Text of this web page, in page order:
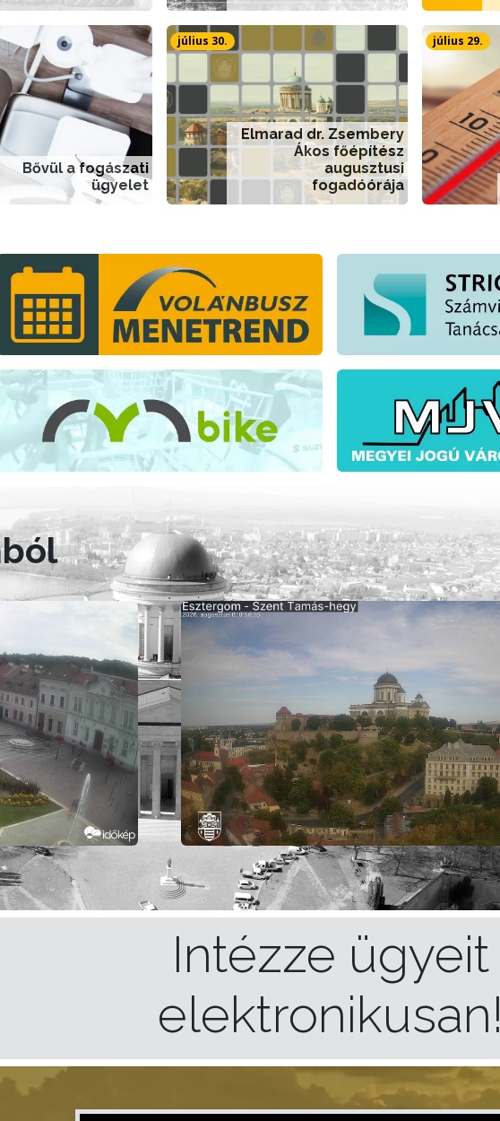
Bővül a fogászati
ügyelet
Elmarad dr. Zsembery
Ákos főépítész
augusztusi
fogadóórája
július 30. július 29.
Intézze ügyeit
elektronikusan!